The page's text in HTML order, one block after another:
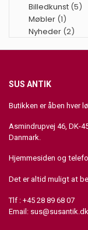
Billedkunst (5)
Møbler (1)
Nyheder (2)
SUS ANTIK
Butikken er åben hver
Asmindrupvej 46, DK-
Danmark.
Hjemmesiden og
Det er altid muligt at
Tlf : +45 28 89 68 07
Email: sus@susantik.dk